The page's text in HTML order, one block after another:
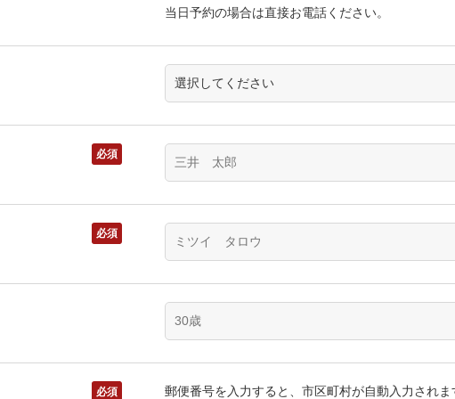
当日予約の場合は直接お電話ください。
必須
必須
必須 郵便番号を入力すると、市区町村が自動入力されま